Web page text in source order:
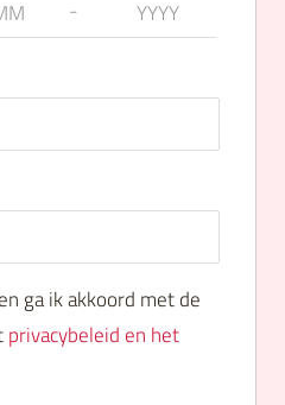
-
ga ik akkoord met de
privacybeleid en het